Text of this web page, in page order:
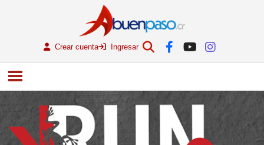
Crear cuenta Ingresar